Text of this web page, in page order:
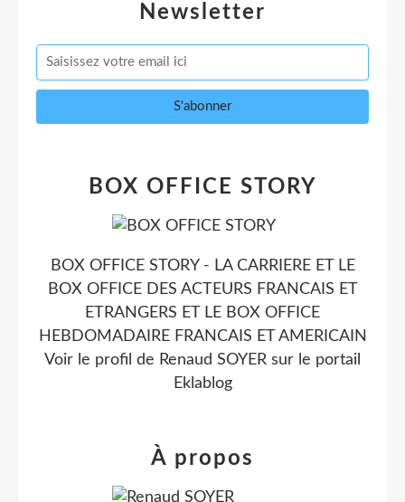
Newsletter
BOX OFFICE STORY
BOX OFFICE STORY - LA CARRIERE ET LE
BOX OFFICE DES ACTEURS FRANCAIS ET
ETRANGERS ET LE BOX OFFICE
HEBDOMADAIRE FRANCAIS ET AMERICAIN
Voir le profil de Renaud SOYER sur le portail
Eklablog
À propos